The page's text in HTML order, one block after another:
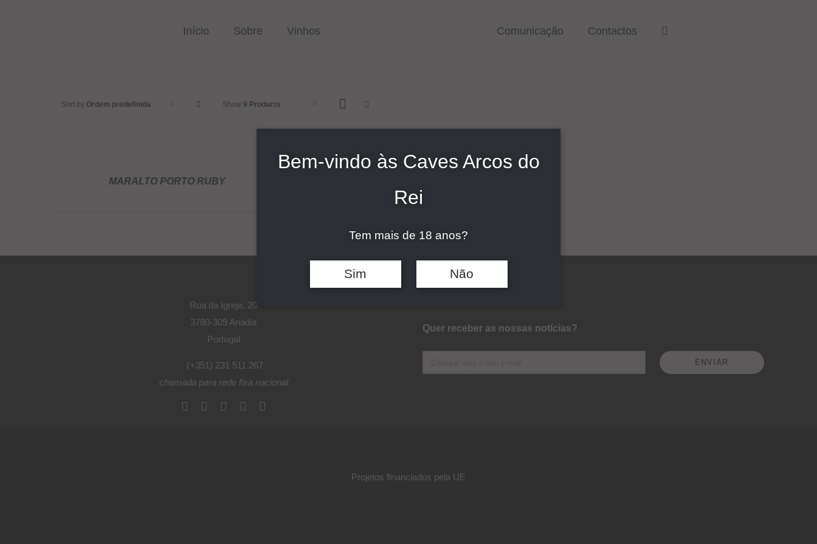
Início Sobre Vinhos Comunicação Contactos
Sort by Ordem predefinida Show 9 Products
MARALTO PORTO RUBY
Rua da Igreja, 20
3780-309 Anadia
Portugal
(+351) 231 511 267
chamada para rede fixa nacional
Quer receber as nossas notícias?
ENVIAR
Projetos financiados pela UE
Bem-vindo às Caves Arcos do
Rei
Tem mais de 18 anos?
Sim Não